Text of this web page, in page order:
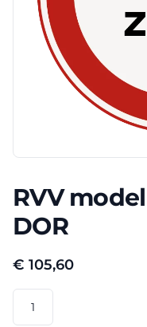
RVV
DOR
€ 105,60
model